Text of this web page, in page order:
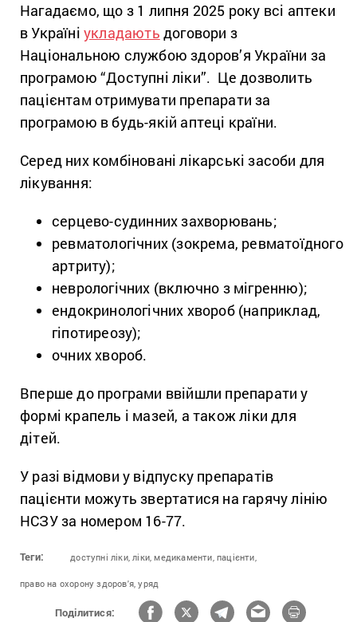
Нагадаємо, що з 1 липня 2025 року всі аптеки
в Україні укладають договори з
Національною службою здоров’я України за
програмою “Доступні ліки”. Це дозволить
пацієнтам отримувати препарати за
програмою в будь-якій аптеці країни.
Серед них комбіновані лікарські засоби для
лікування:
серцево-судинних захворювань;
ревматологічних (зокрема, ревматоїдного
артриту);
неврологічних (включно з мігренню);
ендокринологічних хвороб (наприклад,
гіпотиреозу);
очних хвороб.
Вперше до програми ввійшли препарати у
формі крапель і мазей, а також ліки для
дітей.
У разі відмови у відпуску препаратів
пацієнти можуть звертатися на гарячу лінію
НСЗУ за номером 16-77.
Теги: доступні ліки, ліки, медикаменти, пацієнти,
право на охорону здоров'я, уряд
Поділитися: